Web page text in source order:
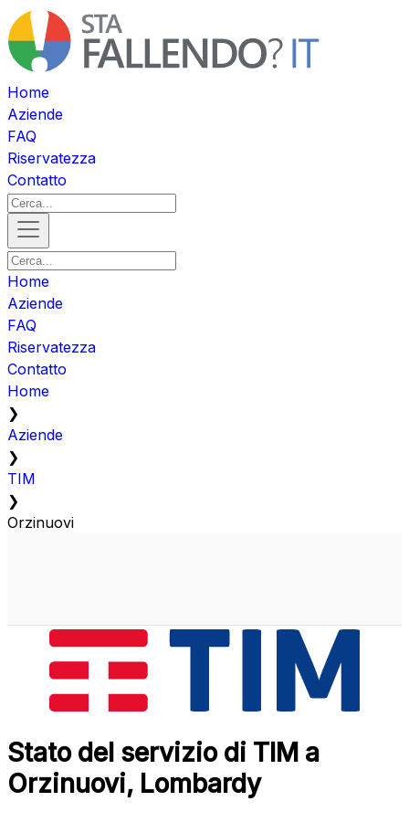
Home
Aziende
FAQ
Riservatezza
Contatto
Home
Aziende
FAQ
Riservatezza
Contatto
Home
❯
Aziende
❯
TIM
❯
Orzinuovi
Stato del servizio di TIM a
Orzinuovi, Lombardy